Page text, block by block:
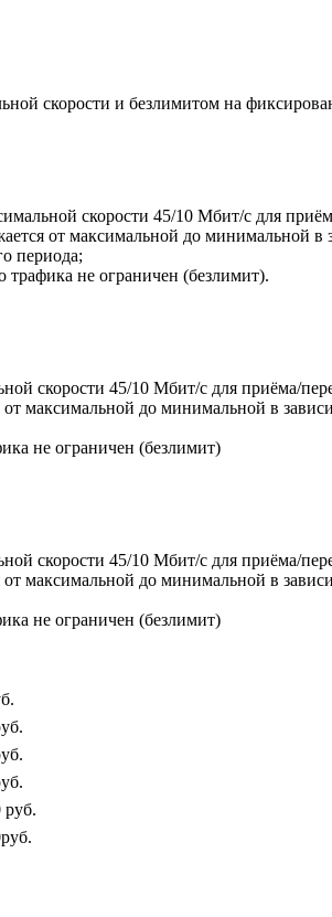
скорости и безлимитом на
скорости 45/10 Мбит/с для
от максимальной до минимальной
периода;
трафика не ограничен (безлимит).
скорости 45/10 Мбит/с для приёма/
максимальной до минимальной в
не ограничен (безлимит)
скорости 45/10 Мбит/с для приёма/
максимальной до минимальной в
не ограничен (безлимит)
руб.